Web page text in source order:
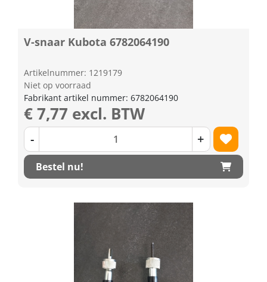
V-snaar Kubota 6782064190
Artikelnummer: 1219179
Niet op voorraad
Fabrikant artikel nummer: 6782064190
€ 7,77 excl. BTW
- +
Bestel nu!